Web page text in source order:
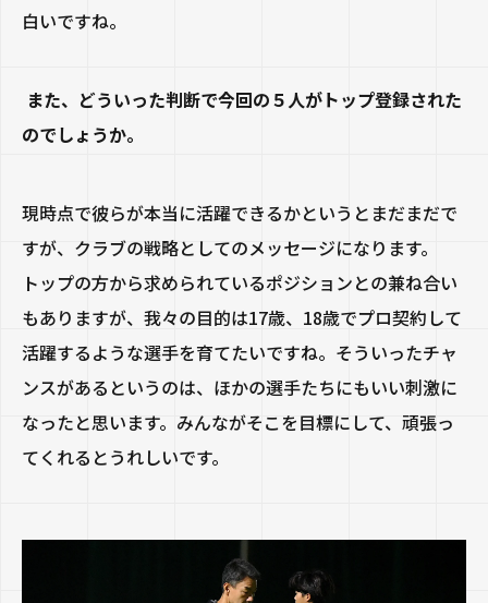
白いですね。
また、どういった判断で今回の５人がトップ登録された
のでしょうか。
現時点で彼らが本当に活躍できるかというとまだまだで
すが、クラブの戦略としてのメッセージになります。
トップの方から求められているポジションとの兼ね合い
もありますが、我々の目的は17歳、18歳でプロ契約して
活躍するような選手を育てたいですね。そういったチャ
ンスがあるというのは、ほかの選手たちにもいい刺激に
なったと思います。みんながそこを目標にして、頑張っ
てくれるとうれしいです。